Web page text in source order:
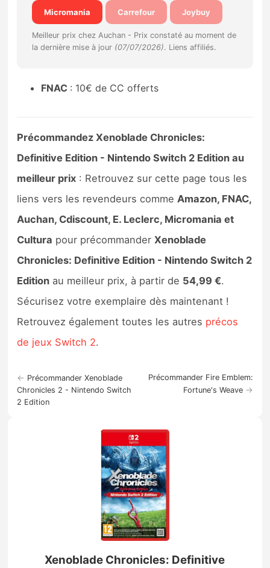
Sorties de jeux
Bons plans
Guides
Micromania Carrefour Joybuy
Meilleur prix chez Auchan - Prix constaté au moment de
la dernière mise à jour (07/07/2026). Liens affiliés.
FNAC : 10€ de CC offerts
Précommandez Xenoblade Chronicles:
Definitive Edition - Nintendo Switch 2 Edition au
meilleur prix : Retrouvez sur cette page tous les
liens vers les revendeurs commeAmazon, FNAC,
Auchan, Cdiscount, E. Leclerc, Micromania et
Cultura pour précommanderXenoblade
Chronicles: Definitive Edition - Nintendo Switch 2
Edition au meilleur prix, à partir de 54,99 €.
Sécurisez votre exemplaire dès maintenant !
Retrouvez également toutes les autres précos
de jeux Switch 2.
← Précommander Xenoblade
Chronicles 2 - Nintendo Switch
2 Edition
Précommander Fire Emblem:
Fortune's Weave→
Xenoblade Chronicles: Definitive